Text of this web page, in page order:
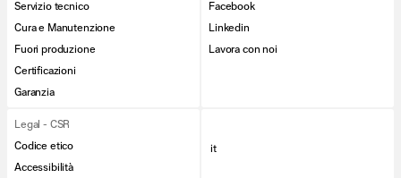
Servizio tecnico
Cura e Manutenzione
Fuori produzione
Certificazioni
Garanzia
Facebook
Linkedin
Lavora con noi
Legal - CSR
Codice etico
Accessibilità
it